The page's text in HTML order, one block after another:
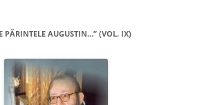
PĂRINTELE AUGUSTIN…” (VOL. IX)